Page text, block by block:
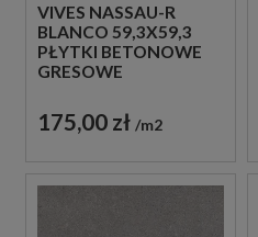
VIVES NASSAU-R
BLANCO 59,3X59,3
PŁYTKI BETONOWE
GRESOWE
175,00 zł m2